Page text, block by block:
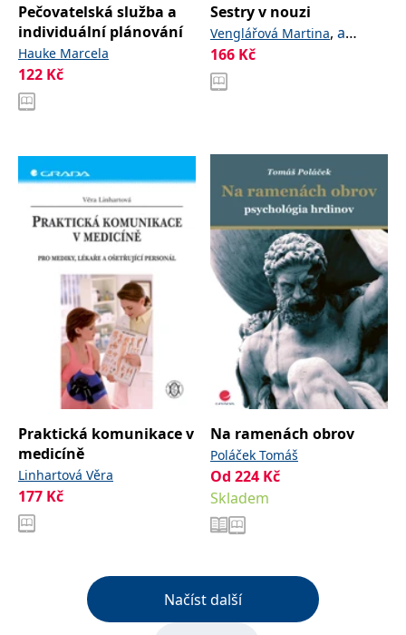
Pečovatelská služba a
individuální plánování
Hauke Marcela
122 Kč
Sestry v nouzi
Venglářová Martina, a
kolektiv
166 Kč
Praktická komunikace v
medicíně
Linhartová Věra
177 Kč
Na ramenách obrov
Poláček Tomáš
Od 224 Kč
Skladem
Načíst další